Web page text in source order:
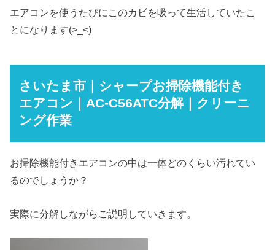
エアコンを使うたびにこのカビを吸って生活していたこ
とになります(>_<)
さいたま市｜シャープお掃除機能付き
エアコン｜AC-C56ATC分解｜クリーニ
ング作業
お掃除機能付きエアコンの中は一体どのくらい汚れてい
るのでしょうか？
実際に分解しながらご説明していきます。